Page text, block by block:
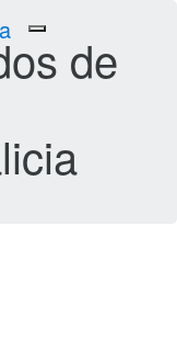
Toggle
navigation